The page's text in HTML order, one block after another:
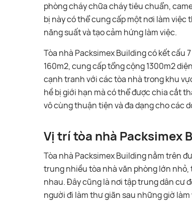
phòng cháy chữa cháy tiêu chuẩn,
bị này có thể cung cấp một nơi làm
năng suất và tạo cảm hứng làm việc.
Tòa nhà Packsimex Building có kết cấu
160m2, cung cấp tổng cộng 1300m2
cạnh tranh với các tòa nhà trong khu
hề bị giới hạn mà có thể được chia cắt
vô cùng thuận tiện và đa dạng cho các
Vị trí tòa nhà Packsimex
Tòa nhà Packsimex Building nằm trên
trung nhiều tòa nhà văn phòng lớn
nhau. Đây cũng là nơi tập trung dân cư
người đi làm thư giãn sau những giờ